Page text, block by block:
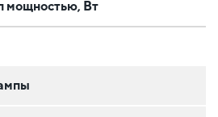
мощностью, Вт